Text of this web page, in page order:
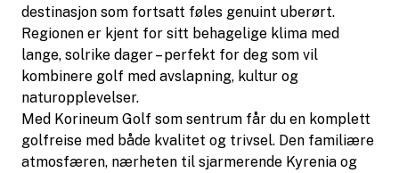
destinasjon som fortsatt føles genuint uberørt.
Regionen er kjent for sitt behagelige klima med
lange, solrike dager – perfekt for deg som vil
kombinere golf med avslapning, kultur og
naturopplevelser.
Med Korineum Golf som sentrum får du en komplett
golfreise med både kvalitet og trivsel. Den familiære
atmosfæren, nærheten til sjarmerende Kyrenia og